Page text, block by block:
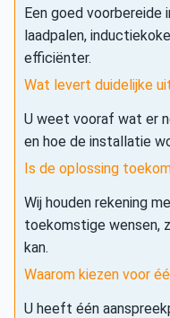
Een goed voorbereide
laadpalen,
efficiënter.
Wat levert duidelijke
U weet vooraf wat er
en hoe de installatie
Is de oplossing
Wij houden rekening
toekomstige wensen,
kan.
Waarom kiezen voor
U heeft één